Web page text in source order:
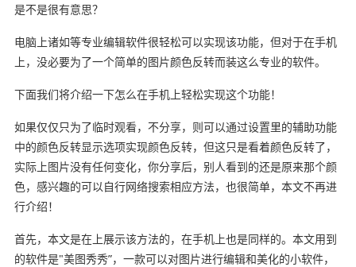
是不是很有意思？
电脑上诸如等专业编辑软件很轻松可以实现该功能，但对于在手机
上，没必要为了一个简单的图片颜色反转而装这么专业的软件。
下面我们将介绍一下怎么在手机上轻松实现这个功能！
如果仅仅只为了临时观看，不分享，则可以通过设置里的辅助功能
中的颜色反转显示选项实现颜色反转，但这只是看着颜色反转了，
实际上图片没有任何变化，你分享后，别人看到的还是原来那个颜
色，感兴趣的可以自行网络搜索相应方法，也很简单，本文不再进
行介绍！
首先，本文是在上展示该方法的，在手机上也是同样的。本文用到
的软件是"美图秀秀”，一款可以对图片进行编辑和美化的小软件，